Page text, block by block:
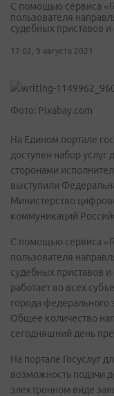
С помощью сервиса
пользователя
судебных приставов
17:02, 9 августа 2021
Фото: Pixabay.com
На Едином портале
доступен набор
сторонами
выступили
Министерство
коммуникаций
С помощью сервиса
пользователя
судебных приставов
работает во всех
города федерального
Общее количество
сегодняшний день
На портале Госуслуг
возможность подачи
электронном виде